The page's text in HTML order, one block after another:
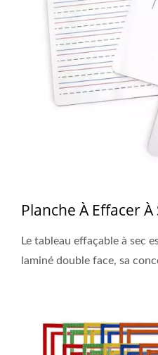
Planche À Effacer À
Le tableau effaçable à sec
laminé double face, sa